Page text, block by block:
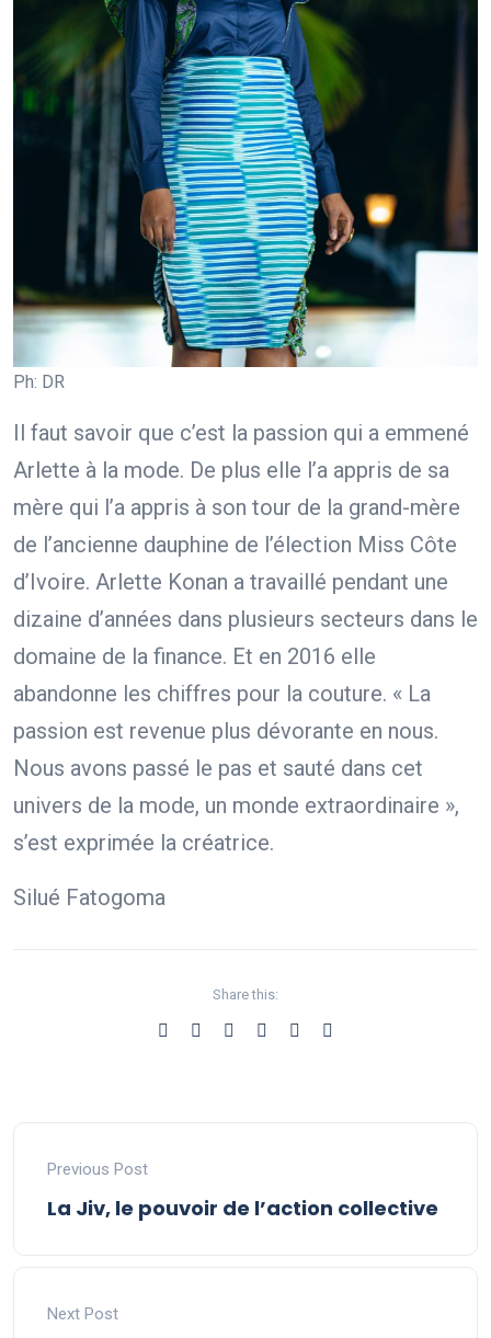
Ph: DR
Il faut savoir que c’est la passion qui a emmené
Arlette à la mode. De plus elle l’a appris de sa
mère qui l’a appris à son tour de la grand-mère
de l’ancienne dauphine de l’élection Miss Côte
d’Ivoire. Arlette Konan a travaillé pendant une
dizaine d’années dans plusieurs secteurs dans le
domaine de la finance. Et en 2016 elle
abandonne les chiffres pour la couture. « La
passion est revenue plus dévorante en nous.
Nous avons passé le pas et sauté dans cet
univers de la mode, un monde extraordinaire »,
s’est exprimée la créatrice.
Silué Fatogoma
Share this:
Previous Post
La Jiv, le pouvoir de l’action collective
Next Post